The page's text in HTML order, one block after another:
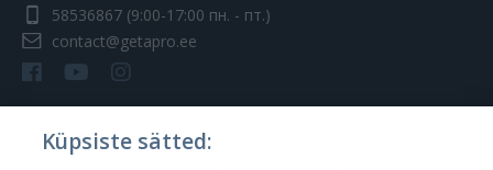
58536867 (9:00-17:00 пн. - пт.)
contact@getapro.ee
Küpsiste sätted: